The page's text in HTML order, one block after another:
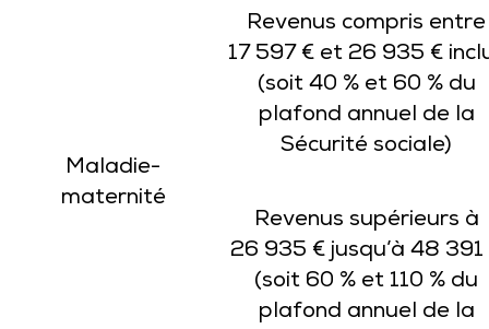
Maladie-
maternité
Revenus compris entre
17 597 € et 26 935 €
(soit 40 % et 60 % du
plafond annuel de la
Sécurité sociale)
Revenus supérieurs à
26 935 € jusqu’à 48 391
(soit 60 % et 110 % du
plafond annuel de la